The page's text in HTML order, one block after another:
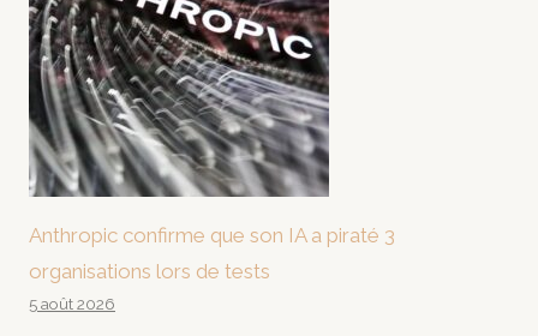
Anthropic confirme que son IA a piraté 3
organisations lors de tests
5 août 2026